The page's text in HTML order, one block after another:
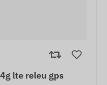
lte releu gps